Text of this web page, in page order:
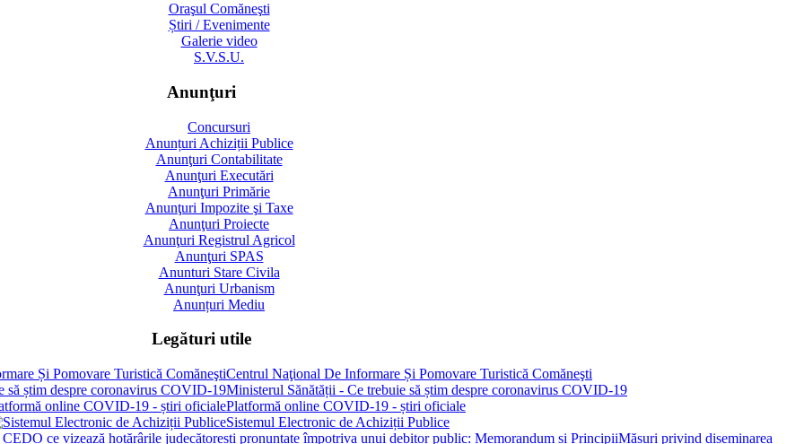
Oraşul Comăneşti
Știri / Evenimente
Galerie video
S.V.S.U.
Anunţuri
Concursuri
Anunțuri Achiziții Publice
Anunţuri Contabilitate
Anunţuri Executări
Anunţuri Primărie
Anunţuri Impozite şi Taxe
Anunţuri Proiecte
Anunţuri Registrul Agricol
Anunţuri SPAS
Anunturi Stare Civila
Anunţuri Urbanism
Anunțuri Mediu
Legături utile
Centrul Naţional De Informare Și Pomovare Turistică Comăneşti
Ministerul Sănătății - Ce trebuie să știm despre coronavirus COVID-19
Platformă online COVID-19 - știri oficiale
Sistemul Electronic de Achiziții Publice
Măsuri privind diseminarea